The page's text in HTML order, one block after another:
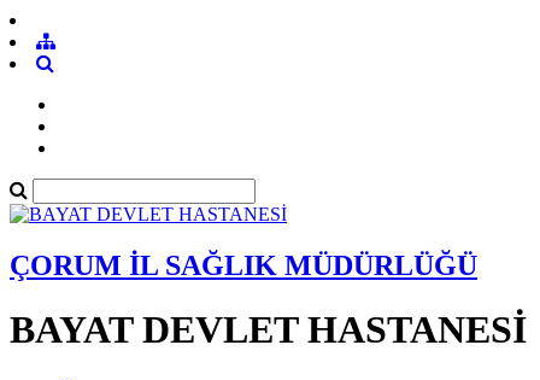
ÇORUM İL SAĞLIK MÜDÜRLÜĞÜ
BAYAT DEVLET HASTANESİ